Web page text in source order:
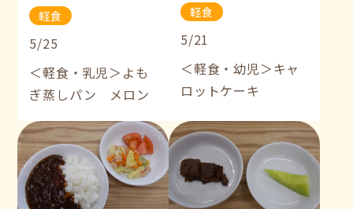
軽食
5/25
＜軽食・乳児＞よも
ぎ蒸しパン メロン
軽食
5/21
＜軽食・幼児＞キャ
ロットケーキ